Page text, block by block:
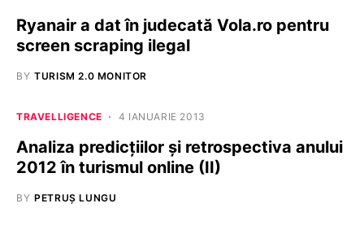
Ryanair a dat în judecată Vola.ro pentru
screen scraping ilegal
BY TURISM 2.0 MONITOR
TRAVELLIGENCE 4 IANUARIE 2013
Analiza predicțiilor și retrospectiva anului
2012 în turismul online (II)
BY PETRUȘ LUNGU